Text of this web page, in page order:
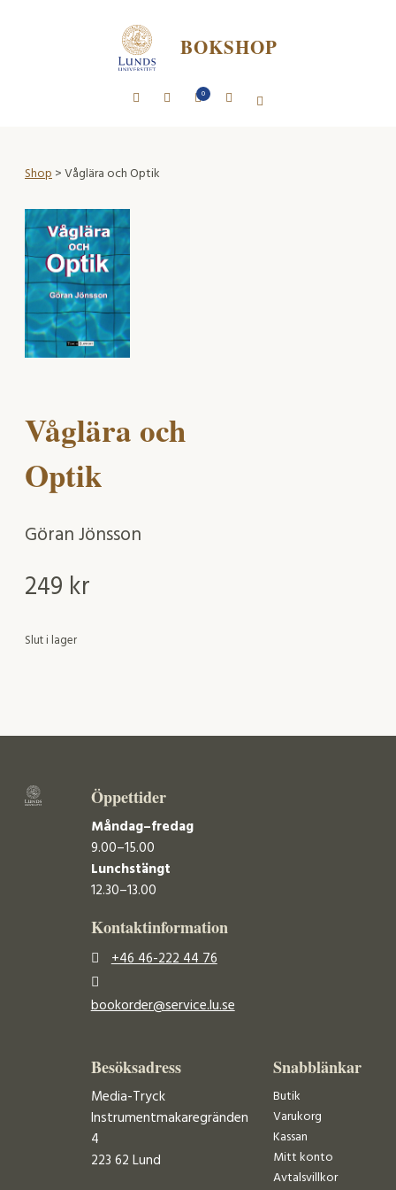
BOKSHOP
0
Shop> Våglära och Optik
Våglära och
Optik
Göran Jönsson
249 kr
Slut i lager
Öppettider
Måndag–fredag
9.00–15.00
Lunchstängt
12.30–13.00
Kontaktinformation
+46 46-222 44 76
bookorder@service.lu.se
Besöksadress
Media-Tryck
Instrumentmakaregränden
4
223 62 Lund
Snabblänkar
Butik
Varukorg
Kassan
Mitt konto
Avtalsvillkor